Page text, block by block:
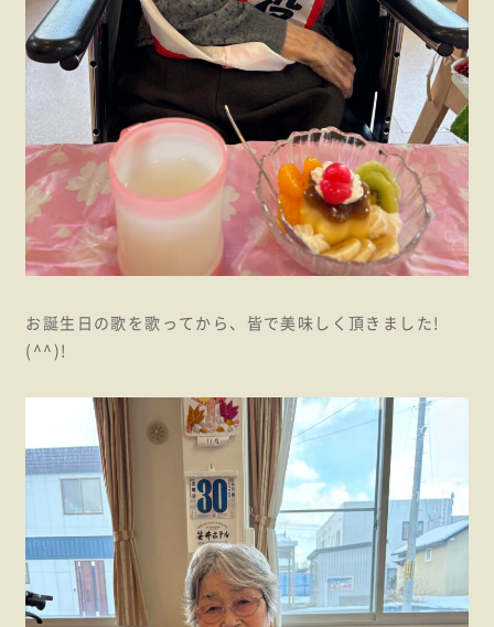
お誕生日の歌を歌ってから、皆で美味しく頂きました!
(^^)!